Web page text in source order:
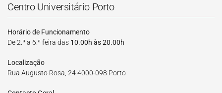
Centro Universitário Porto
Horário de Funcionamento
De 2.ª a 6.ª feira das 10.00h às 20.00h
Localização
Rua Augusto Rosa, 24 4000-098 Porto